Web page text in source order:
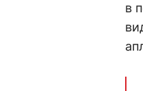
в